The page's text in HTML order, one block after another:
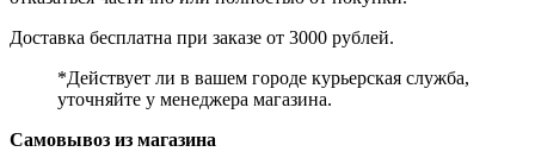
Доставка бесплатна при заказе от 3000 рублей.
*Действует ли в вашем городе курьерская служба,
уточняйте у менеджера магазина.
Самовывоз из магазина